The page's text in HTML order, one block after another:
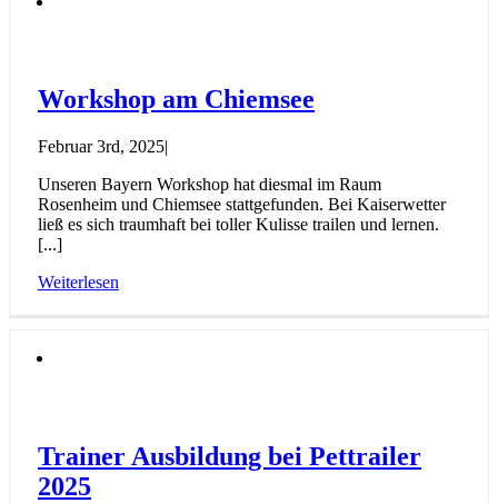
Workshop am Chiemsee
Februar 3rd, 2025|
Unseren Bayern Workshop hat diesmal im Raum
Rosenheim und Chiemsee stattgefunden. Bei Kaiserwetter
ließ es sich traumhaft bei toller Kulisse trailen und lernen.
[...]
Weiterlesen
Trainer Ausbildung bei Pettrailer
2025